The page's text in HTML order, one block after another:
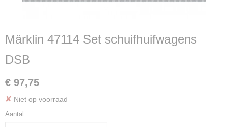
Märklin 47114 Set schuifhuifwagens
DSB
€ 97,75
✘ Niet op voorraad
Aantal